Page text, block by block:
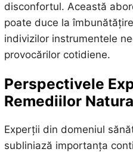
disconfortul. Această
poate duce la
indivizilor instrumentele
provocărilor cotidiene.
Perspectivele
Remediilor
Experții din domeniul
subliniază importanța